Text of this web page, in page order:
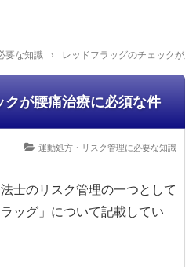
要な知識 › レッドフラッグのチェックが
が腰痛治療に必須な件
運動処方・リスク管理に必要な知識
士のリスク管理の一つとして
ッグ」について記載してい